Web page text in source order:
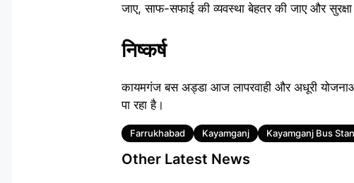
जाए, साफ-सफाई की व्यवस्था बेहतर की जाए और
निष्कर्ष
कायमगंज बस अड्डा आज लापरवाही और अधूरी
पा रहा है।
Tags
Farrukhabad Kayamganj Kayamganj Bus
Other Latest News